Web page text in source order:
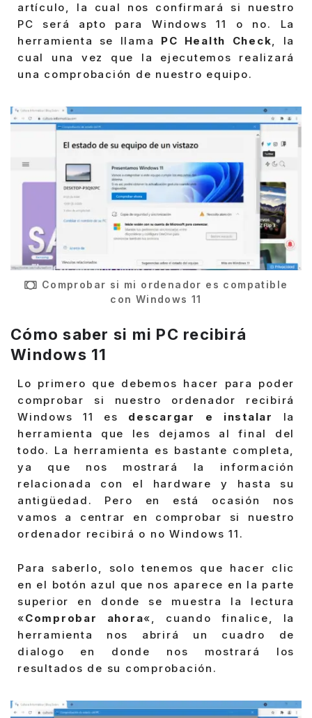
artículo, la cual nos confirmará si nuestro
PC será apto para Windows 11 o no. La
herramienta se llama PC Health Check, la
cual una vez que la ejecutemos realizará
una comprobación de nuestro equipo.
Comprobar si mi ordenador es compatible
con Windows 11
Cómo saber si mi PC recibirá
Windows 11
Lo primero que debemos hacer para poder
comprobar si nuestro ordenador recibirá
Windows 11 es descargar e instalar
la
herramienta que les dejamos al final del
todo. La herramienta es bastante completa,
ya que nos mostrará la información
relacionada con el hardware y hasta su
antigüedad. Pero en está ocasión nos
vamos a centrar en comprobar si nuestro
ordenador recibirá o no Windows 11.
Para saberlo, solo tenemos que hacer clic
en el botón azul que nos aparece en la parte
superior en donde se muestra la lectura
«Comprobar ahora«, cuando finalice, la
herramienta nos abrirá un cuadro de
dialogo en donde nos mostrará los
resultados de su comprobación.